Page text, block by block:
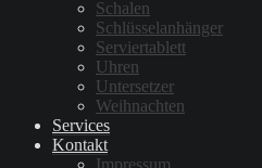
Schalen
Schlüsselanhänger
Serviertablett
Uhren
Untersetzer
Weihnachten
Services
Kontakt
Impressum